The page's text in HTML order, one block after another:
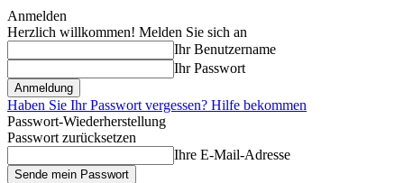
Anmelden
Herzlich willkommen! Melden Sie sich an
Ihr Benutzername
Ihr Passwort
Haben Sie Ihr Passwort vergessen? Hilfe bekommen
Passwort-Wiederherstellung
Passwort zurücksetzen
Ihre E-Mail-Adresse